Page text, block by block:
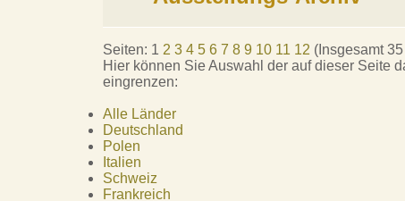
Seiten: 1 2 3 4 5 6 7 8 9 10 11 12 (Insgesamt
Hier können Sie Auswahl der auf dieser Seite
eingrenzen:
Alle Länder
Deutschland
Polen
Italien
Schweiz
Frankreich